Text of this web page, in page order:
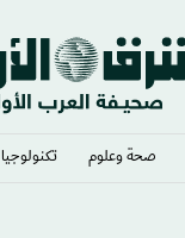
صحة وعلوم تكنولوجيا